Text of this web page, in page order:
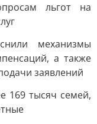
льгот на
механизмы
а также
заявлений
169 тысяч семей,